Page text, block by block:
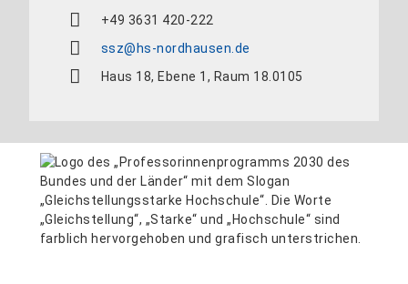
+49 3631 420-222
ssz@hs-nordhausen.de
Haus 18, Ebene 1, Raum 18.0105